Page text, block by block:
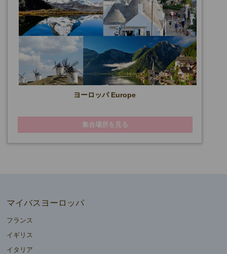
ヨーロッパ Europe
集合場所を見る
マイバスヨーロッパ
フランス
イギリス
イタリア